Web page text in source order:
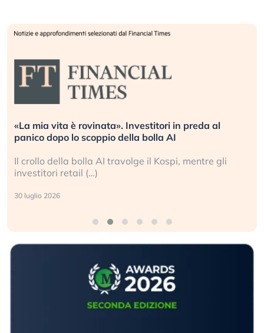
«La mia vita è rovinata». Investitori in preda al
panico dopo lo scoppio della bolla AI
Il crollo della bolla AI travolge il Kospi, mentre gli
investitori retail (…)
30 luglio 2026